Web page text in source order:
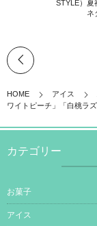
STYLE）夏
ネ
HOME アイス
ワイトピーチ」「白桃ラ
カテゴリー
お菓子
アイス